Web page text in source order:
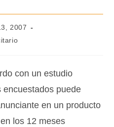
2007
con un estudio
encuestados puede
en un producto
los 12 meses